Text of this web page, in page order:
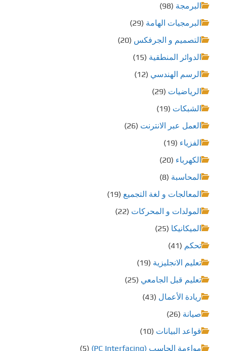
البرمجة (98)
البرمجيات الهامة (29)
التصميم و الجرفكس (20)
الدوائر المنطقية (15)
الرسم الهندسي (12)
الرياضيات (29)
الشبكات (19)
العمل عبر الانترنت (26)
الفزياء (19)
الكهرباء (20)
المحاسبة (8)
المعالجات و لغة التجميع (19)
المولدات و المحركات (22)
الميكانيكا (25)
تحكم (41)
تعليم الانجليزية (19)
تعليم قبل الجامعي (25)
ريادة الأعمال (43)
صيانة (26)
قواعد البيانات (10)
مواءمة الحاسب (PC Interfacing)
(5)